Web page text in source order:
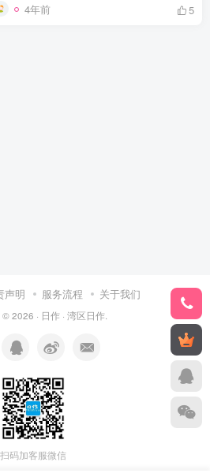
4年前 5
声明 服务流程 关于我们
2026 · 日作 · 湾区日作
扫码加客服微信